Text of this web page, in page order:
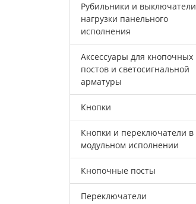
Рубильники и выключатели
нагрузки панельного
исполнения
Аксессуары для кнопочных
постов и светосигнальной
арматуры
Кнопки
Кнопки и переключатели в
модульном исполнении
Кнопочные посты
Переключатели